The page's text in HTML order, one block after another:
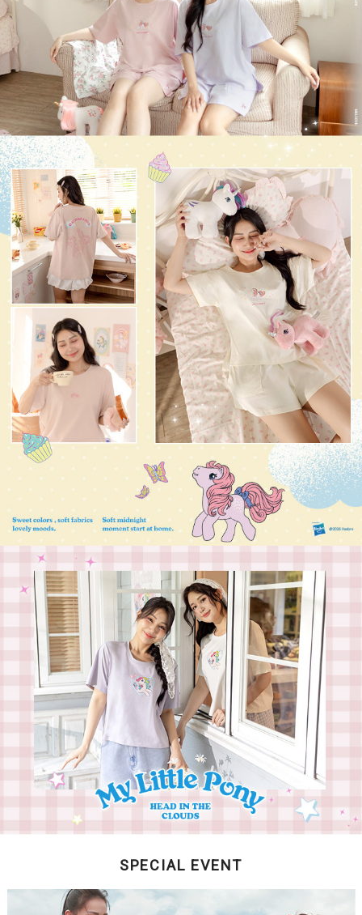
SPECIAL EVENT